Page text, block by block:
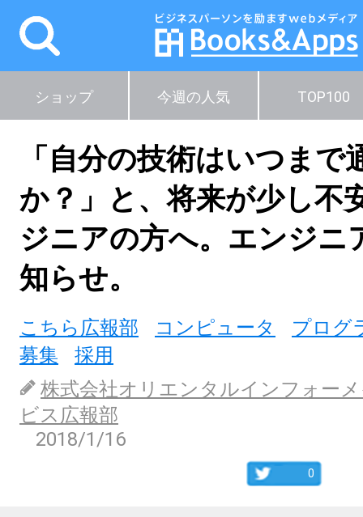
ショップ 今週の人気 TOP100
「自分の技術はいつまで
か？」と、将来が少し不
ジニアの方へ。エンジニ
知らせ。
こちら広報部 コンピュータ
プログ
募集
採用
株式会社オリエンタルインフォー
ビス広報部
2018/1/16
0